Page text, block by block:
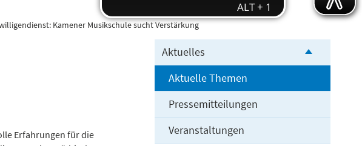
Kamener Musikschule sucht Verstärkung
Erfahrungen für die
Aktuelles
Aktuelle Themen
Pressemitteilungen
Veranstaltungen